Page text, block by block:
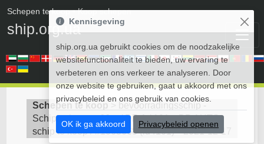
Schepen te koop• Koop schepen
ship.org.ua
Schepen te koop
bevoorradingsschip -
Schip te koop>66m / DP 1 / 101ts BP AHTS-
schip te koop / #1063668(id4101) 2021-12-17
Kennisgeving
ship.org.ua gebruikt cookies om de noodzakelijke
websitefunctionaliteit te bieden, uw ervaring te
verbeteren en ons verkeer te analyseren. Door
onze website te gebruiken, gaat u akkoord met ons
privacybeleid en ons gebruik van cookies.
OK ik ga akkoord Privacybeleid openen